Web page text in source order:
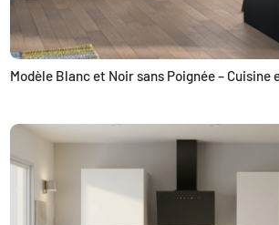
Modèle Blanc et Noir sans Poignée – Cuisine